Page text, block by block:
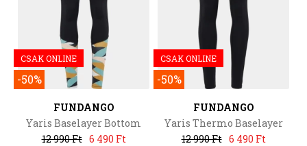
CSAK ONLINE
-50%
FUNDANGO
Yaris Baselayer Bottom
12 990 Ft 6 490 Ft
CSAK ONLINE
-50%
FUNDANGO
Yaris Thermo Baselayer
Bottom
12 990 Ft 6 490 Ft